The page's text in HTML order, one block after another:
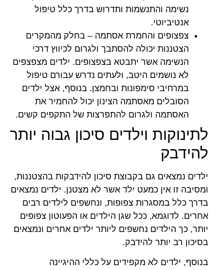
נשימה והתנשמות ותדרוש בדרך כלל טיפול
אנטיביוטי.
צפצופים והחמרת אסתמה – בחלק מהמקרים
הצטננות יכולה להסתבך ולגרום לכיווץ דרכי
הנשימה אשר יתבטא בצפצופים. ילדים מצפצפים
לא נושמים היטב, ולעתים נדרש עבורם טיפול
במרחיבי סימפונות ובחמצן. בנוסף, אצל ילדים
הסובלים מאסתמה הצינון יכול להחמיר את
האסתמה ולגרום להתפרצות של התקפים קשים.
לתינוקות וילדים סיכון גבוה יותר
להידבק
ילדים נמצאים גם בקבוצת סיכון להידבקות בהצטננות,
ומסיבה זו אין כמעט ילד אשר לא מצטנן. ילדים נמצאים
בדרך כלל במסגרות צפופות, ונחשפים לילדים רבים
אחרים. לדוגמא, ככל שגן הילדים או הפעוטון צפופים
יותר, כך הילדים נחשפים ליותר ילדים אחרים ונמצאים
בסיכון רב יותר להידבק.
בנוסף, ילדים לא מקפידים על כללי ההיגיינה